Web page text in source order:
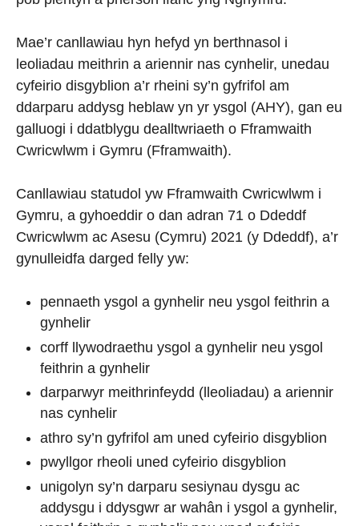
Mae’r canllawiau hyn hefyd yn berthnasol i
leoliadau meithrin a ariennir nas cynhelir, unedau
cyfeirio disgyblion a’r rheini sy’n gyfrifol am
ddarparu addysg heblaw yn yr ysgol (AHY), gan eu
galluogi i ddatblygu dealltwriaeth o Fframwaith
Cwricwlwm i Gymru (Fframwaith).
Canllawiau statudol yw Fframwaith Cwricwlwm i
Gymru, a gyhoeddir o dan adran 71 o Ddeddf
Cwricwlwm ac Asesu (Cymru) 2021 (y Ddeddf), a’r
gynulleidfa darged felly yw:
pennaeth ysgol a gynhelir neu ysgol feithrin a
gynhelir
corff llywodraethu ysgol a gynhelir neu ysgol
feithrin a gynhelir
darparwyr meithrinfeydd (lleoliadau) a ariennir
nas cynhelir
athro sy’n gyfrifol am uned cyfeirio disgyblion
pwyllgor rheoli uned cyfeirio disgyblion
unigolyn sy’n darparu sesiynau dysgu ac
addysgu i ddysgwr ar wahân i ysgol a gynhelir,